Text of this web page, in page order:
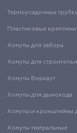
Термоусадочные
Пластиковые
Хомуты для забора
Хомуты для
Хомуты Воркаут
Хомуты для дымохода
Хомуты и кронштейны
Хомуты театральные